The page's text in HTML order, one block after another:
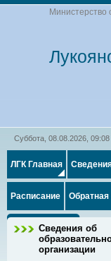
Министерство
Суббота, 08.08.2026, 09:08
ЛГК Главная
Расписание Обратная
Сведения об
организации